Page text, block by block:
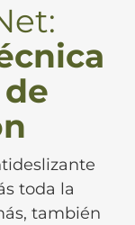
toda la
también